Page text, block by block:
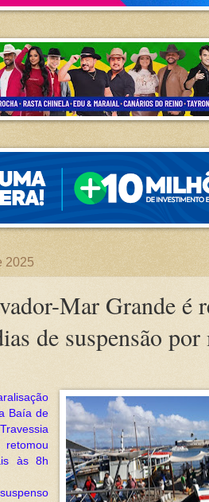
2025
Mar Grande é
de suspensão
Baía de
às 8h